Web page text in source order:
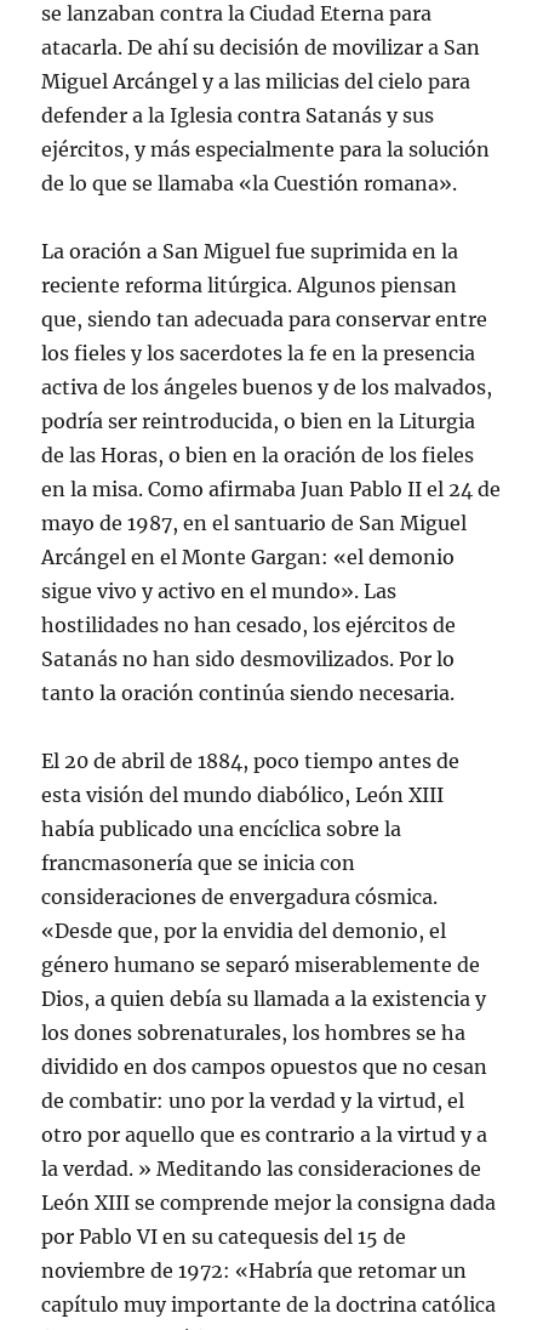
se lanzaban contra la Ciudad Eterna para
atacarla. De ahí su decisión de movilizar a San
Miguel Arcángel y a las milicias del cielo para
defender a la Iglesia contra Satanás y sus
ejércitos, y más especialmente para la solución
de lo que se llamaba «la Cuestión romana».
La oración a San Miguel fue suprimida en la
reciente reforma litúrgica. Algunos piensan
que, siendo tan adecuada para conservar entre
los fieles y los sacerdotes la fe en la presencia
activa de los ángeles buenos y de los malvados,
podría ser reintroducida, o bien en la Liturgia
de las Horas, o bien en la oración de los fieles
en la misa. Como afirmaba Juan Pablo II el 24 de
mayo de 1987, en el santuario de San Miguel
Arcángel en el Monte Gargan: «el demonio
sigue vivo y activo en el mundo». Las
hostilidades no han cesado, los ejércitos de
Satanás no han sido desmovilizados. Por lo
tanto la oración continúa siendo necesaria.
El 20 de abril de 1884, poco tiempo antes de
esta visión del mundo diabólico, León XIII
había publicado una encíclica sobre la
francmasonería que se inicia con
consideraciones de envergadura cósmica.
«Desde que, por la envidia del demonio, el
género humano se separó miserablemente de
Dios, a quien debía su llamada a la existencia y
los dones sobrenaturales, los hombres se ha
dividido en dos campos opuestos que no cesan
de combatir: uno por la verdad y la virtud, el
otro por aquello que es contrario a la virtud y a
la verdad. » Meditando las consideraciones de
León XIII se comprende mejor la consigna dada
por Pablo VI en su catequesis del 15 de
noviembre de 1972: «Habría que retomar un
capítulo muy importante de la doctrina católica